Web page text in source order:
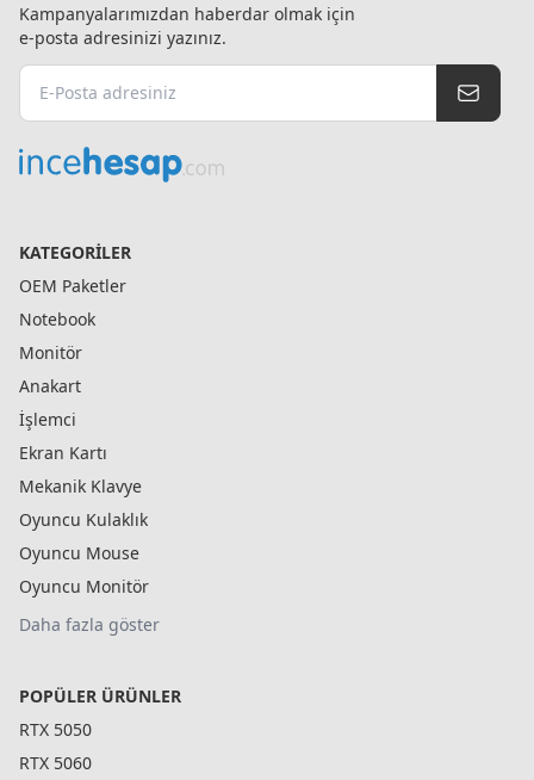
Kampanyalarımızdan haberdar olmak için
e-posta adresinizi yazınız.
KATEGORILER
OEM Paketler
Notebook
Monitör
Anakart
İşlemci
Ekran Kartı
Mekanik Klavye
Oyuncu Kulaklık
Oyuncu Mouse
Oyuncu Monitör
Daha fazla göster
POPÜLER ÜRÜNLER
RTX 5050
RTX 5060